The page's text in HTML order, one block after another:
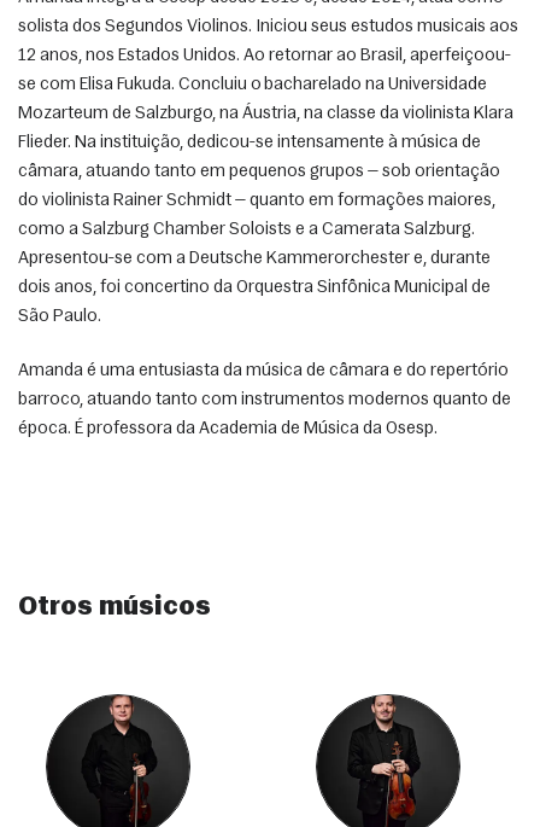
solista dos Segundos Violinos. Iniciou seus estudos musicais aos
12 anos, nos Estados Unidos. Ao retornar ao Brasil, aperfeiçoou-
se com Elisa Fukuda. Concluiu o bacharelado na Universidade
Mozarteum de Salzburgo, na Áustria, na classe da violinista Klara
Flieder. Na instituição, dedicou-se intensamente à música de
câmara, atuando tanto em pequenos grupos — sob orientação
do violinista Rainer Schmidt — quanto em formações maiores,
como a Salzburg Chamber Soloists e a Camerata Salzburg.
Apresentou-se com a Deutsche Kammerorchester e, durante
dois anos, foi concertino da Orquestra Sinfônica Municipal de
São Paulo.
Amanda é uma entusiasta da música de câmara e do repertório
barroco, atuando tanto com instrumentos modernos quanto de
época. É professora da Academia de Música da Osesp.
Otros músicos